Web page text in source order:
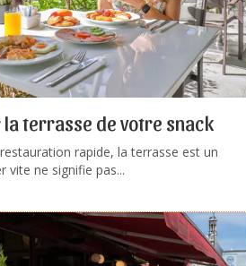
terrasse de votre snack
rapide, la terrasse est un
vite ne signifie pas...